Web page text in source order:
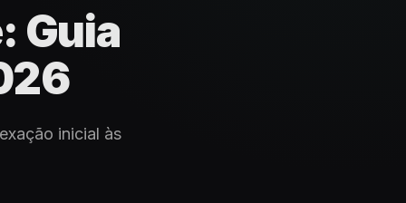
Guia
inicial às